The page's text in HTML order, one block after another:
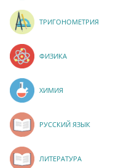
ТРИГОНОМЕТРИЯ
ФИЗИКА
ХИМИЯ
РУССКИЙ ЯЗЫК
ЛИТЕРАТУРА